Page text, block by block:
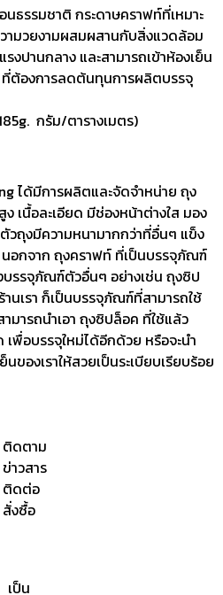
ธรรมชาติ กระดาษคราฟท์ที่เหมาะ
ามวยงามผสมผสานกับสิ่งแวดล้อม
งปานกลาง และสามารถเข้าห้องเย็น
ต้องการลดต้นทุนการผลิตบรรจุ
กรัม/ตารางเมตร)
ได้มีการผลิตและจัดจำหน่าย ถุง
นื้อละเอียด มีช่องหน้าต่างใส มอง
วถุงมีความหนามากกว่าที่อื่นๆ แข็ง
นอกจาก ถุงคราฟท์ ที่เป็นบรรจุภัณฑ์
รรจุภัณฑ์ตัวอื่นๆ อย่างเช่น ถุงซิป
นเรา ก็เป็นบรรจุภัณฑ์ที่สามารถใช้
ามารถนำเอา ถุงซิปล็อค ที่ใช้แล้ว
เพื่อบรรจุใหม่ได้อีกด้วย หรือจะนำ
ของเราให้สวยเป็นระเบียบเรียบร้อย
ติดตาม
ข่าวสาร
ติดต่อ
สั่งซื้อ
เป็น